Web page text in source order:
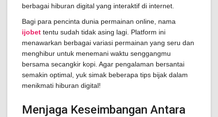
berbagai hiburan digital yang interaktif di internet.
Bagi para pencinta dunia permainan online, nama
ijobet tentu sudah tidak asing lagi. Platform ini
menawarkan berbagai variasi permainan yang seru dan
menghibur untuk menemani waktu senggangmu
bersama secangkir kopi. Agar pengalaman bersantai
semakin optimal, yuk simak beberapa tips bijak dalam
menikmati hiburan digital!
Menjaga Keseimbangan Antara